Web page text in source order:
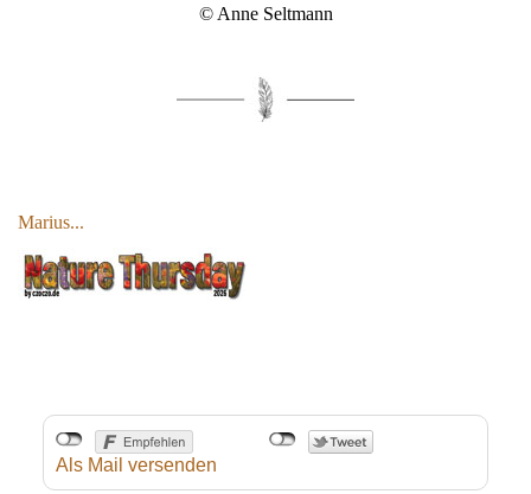
© Anne Seltmann
Marius...
Als Mail versenden